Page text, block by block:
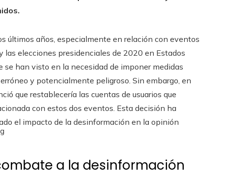
últimos años, especialmente en relación con eventos
elecciones presidenciales de 2020 en Estados
se han visto en la necesidad de imponer medidas
y potencialmente peligroso. Sin embargo, en
que restablecería las cuentas de usuarios que
con estos dos eventos. Esta decisión ha
el impacto de la desinformación en la opinión
a la desinformación